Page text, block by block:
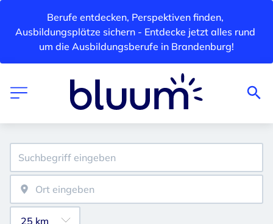
Berufe entdecken, Perspektiven finden,
Ausbildungsplätze sichern - Entdecke jetzt alles rund
um die Ausbildungsberufe in Brandenburg!